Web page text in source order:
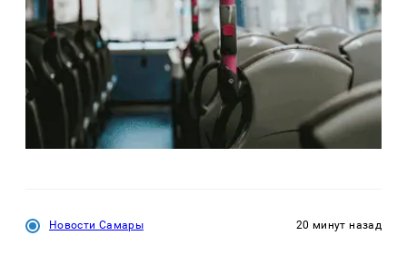
Новости Самары 20 минут назад